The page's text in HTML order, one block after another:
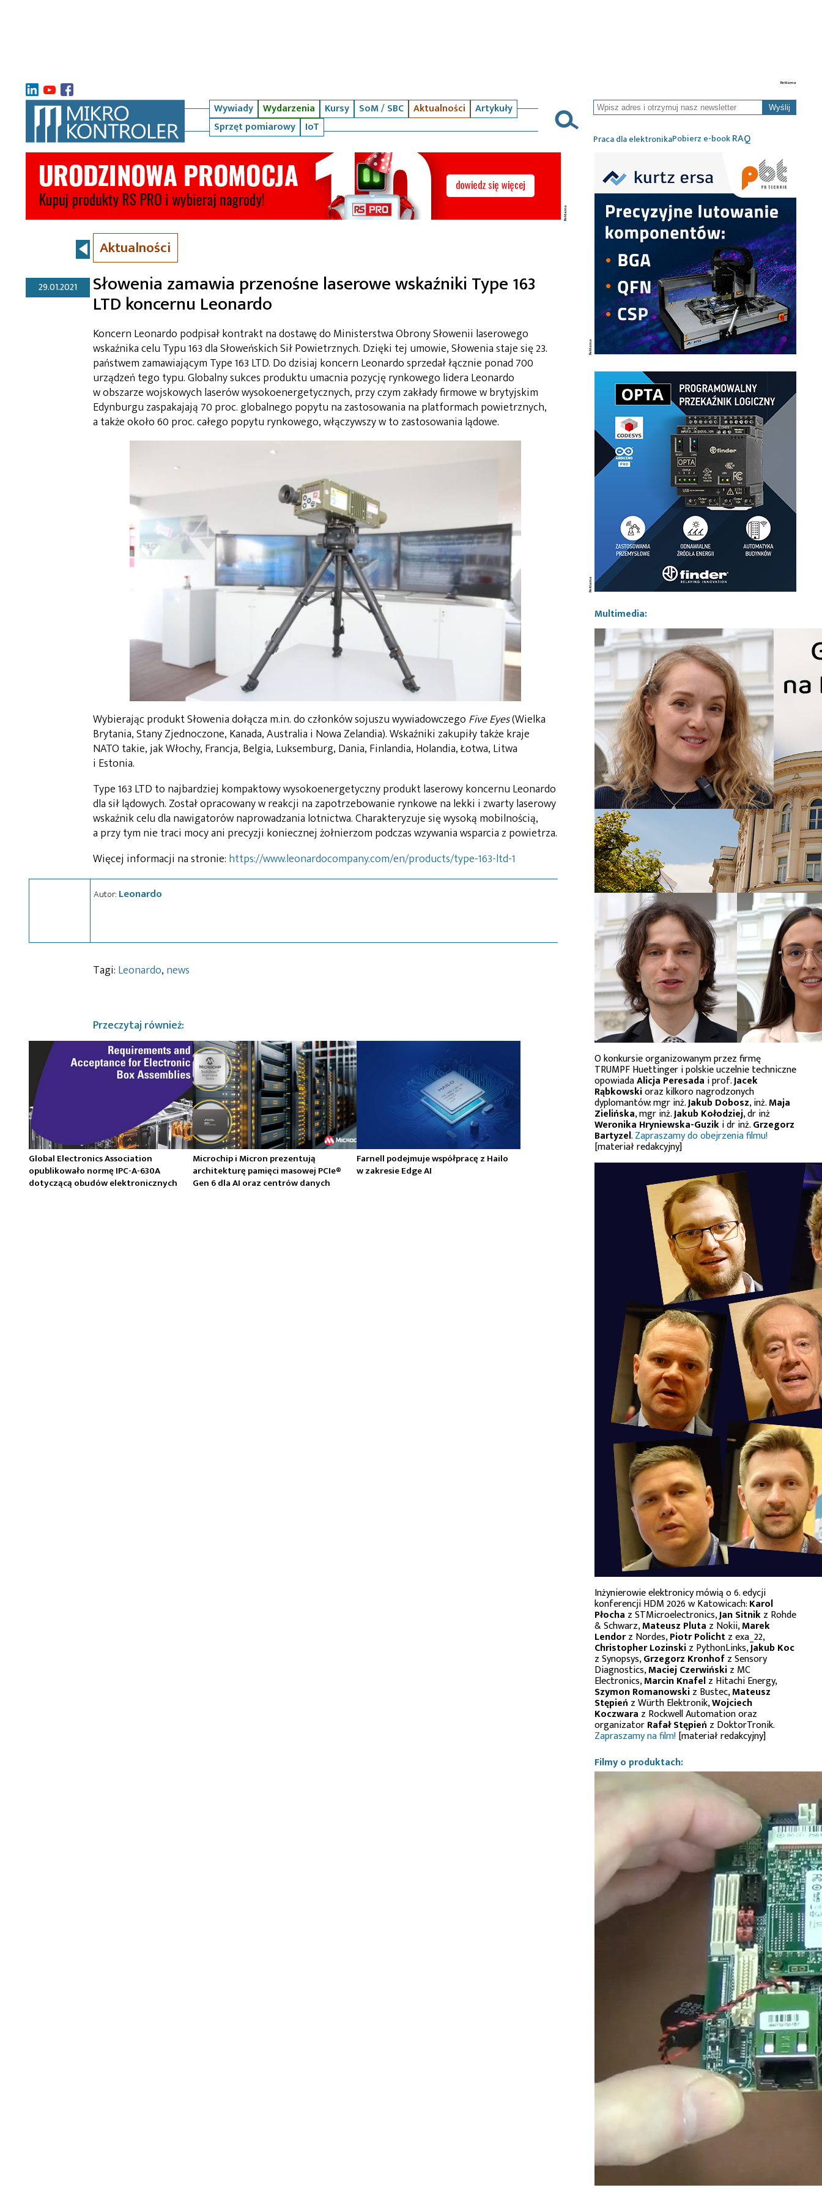
Wywiady Wydarzenia Kursy SoM / SBC Aktualności
Artykuły
Sprzęt pomiarowy
IoT
Wyślij
Praca dla elektronikaPobierz e-bookRAQ
Aktualności
29.01.2021 Słowenia zamawia przenośne laserowe wskaźniki Type 163
LTD koncernu Leonardo
Koncern Leonardo podpisał kontrakt na dostawę do Ministerstwa Obrony Słowenii laserowego
wskaźnika celu Typu 163 dla Słoweńskich Sił Powietrznych. Dzięki tej umowie, Słowenia staje się 23.
państwem zamawiającym Type 163 LTD. Do dzisiaj koncern Leonardo sprzedał łącznie ponad 700
urządzeń tego typu. Globalny sukces produktu umacnia pozycję rynkowego lidera Leonardo
w obszarze wojskowych laserów wysokoenergetycznych, przy czym zakłady firmowe w brytyjskim
Edynburgu zaspakajają 70 proc. globalnego popytu na zastosowania na platformach powietrznych,
a także około 60 proc. całego popytu rynkowego, włączywszy w to zastosowania lądowe.
Wybierając produkt Słowenia dołącza m.in. do członków sojuszu wywiadowczego Five Eyes(Wielka
Brytania, Stany Zjednoczone, Kanada, Australia i Nowa Zelandia). Wskaźniki zakupiły także kraje
NATO takie, jak Włochy, Francja, Belgia, Luksemburg, Dania, Finlandia, Holandia, Łotwa, Litwa
i Estonia.
Type 163 LTD to najbardziej kompaktowy wysokoenergetyczny produkt laserowy koncernu Leonardo
dla sił lądowych. Został opracowany w reakcji na zapotrzebowanie rynkowe na lekki i zwarty laserowy
wskaźnik celu dla nawigatorów naprowadzania lotnictwa. Charakteryzuje się wysoką mobilnością,
a przy tym nie traci mocy ani precyzji koniecznej żołnierzom podczas wzywania wsparcia z powietrza.
Więcej informacji na stronie: https://www.leonardocompany.com/en/products/type-163-ltd-1
Autor: Leonardo
Tagi: Leonardo, news
Przeczytaj również:
Global Electronics Association
opublikowało normę IPC-A-630A
dotyczącą obudów elektronicznych
Microchip i Micron prezentują
architekturę pamięci masowej PCIe®
Gen 6 dla AI oraz centrów danych
Farnell podejmuje współpracę z Hailo
w zakresie Edge AI
Multimedia:
O konkursie organizowanym przez firmę
TRUMPF Huettinger i polskie uczelnie techniczne
opowiadaAlicja Peresada i prof.Jacek
Rąbkowskioraz kilkoro nagrodzonych
dyplomantów: mgr inż.Jakub Dobosz, inż.Maja
Zielińska, mgr inż.Jakub Kołodziej, dr inż
Weronika Hryniewska-Guziki dr inż.Grzegorz
Bartyzel.Zapraszamy do obejrzenia filmu!
[materiał redakcyjny]
Inżynierowie elektronicy mówią o 6. edycji
konferencji HDM 2026 w Katowicach:Karol
Płocha z STMicroelectronics,Jan Sitnikz Rohde
& Schwarz,Mateusz Pluta z Nokii,Marek
Lendorz Nordes,Piotr Polichtz exa_22,
Christopher Lozinskiz PythonLinks,Jakub Koc
z Synopsys,Grzegorz Kronhofz Sensory
Diagnostics,Maciej Czerwińskiz MC
Electronics,Marcin Knafelz Hitachi Energy,
Szymon Romanowskiz Bustec,Mateusz
Stępień z Würth Elektronik,Wojciech
Koczwara z Rockwell Automation oraz
organizatorRafał Stępień z DoktorTronik.
Zapraszamy na film![materiał redakcyjny]
Filmy o produktach: